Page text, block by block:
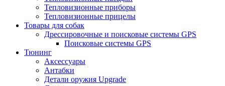
Тепловизионные приборы
Тепловизионные прицелы
Товары для собак
Дрессировочные и поисковые системы GPS
Поисковые системы GPS
Тюнинг
Аксессуары
Антабки
Детали оружия Upgrade